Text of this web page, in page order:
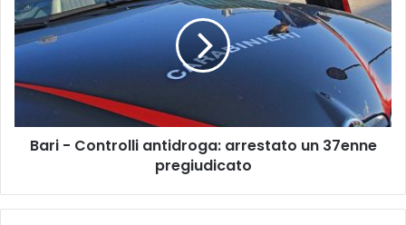
i
d
a
C
n
r
i
-
o
t
Bari - Controlli antidroga: arrestato un 37enne
pregiudicato